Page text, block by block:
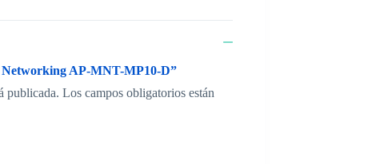
AP-MNT-MP10-D”
publicada. Los campos obligatorios están